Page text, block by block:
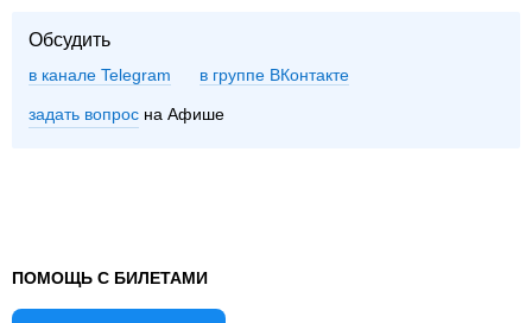
Обсудить
в канале Telegram группе ВКонтакте
задать вопрос на Афише
ПОМОЩЬ С БИЛЕТАМИ